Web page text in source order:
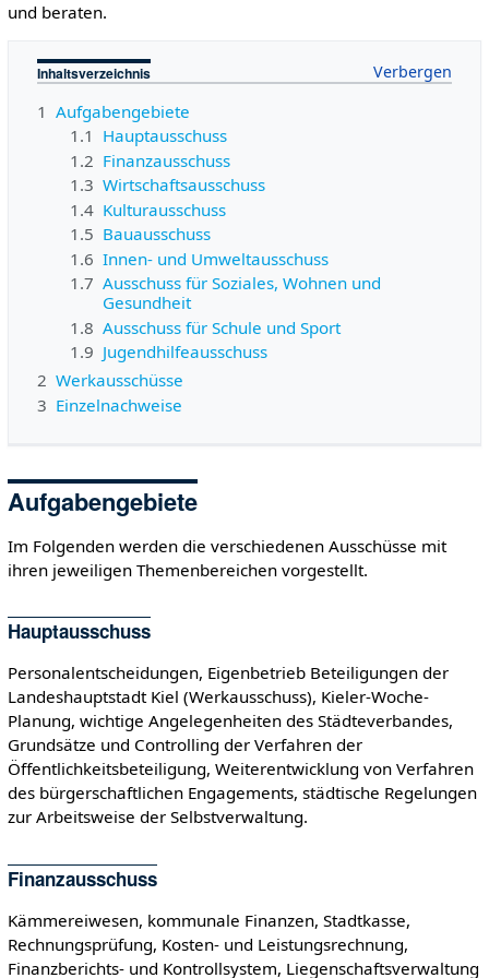
und beraten.
Inhaltsverzeichnis
1 Aufgabengebiete
1.1 Hauptausschuss
1.2 Finanzausschuss
1.3 Wirtschaftsausschuss
1.4 Kulturausschuss
1.5 Bauausschuss
1.6 Innen- und Umweltausschuss
1.7 Ausschuss für Soziales, Wohnen und
Gesundheit
1.8 Ausschuss für Schule und Sport
1.9 Jugendhilfeausschuss
2 Werkausschüsse
3 Einzelnachweise
Aufgabengebiete
Im Folgenden werden die verschiedenen Ausschüsse mit
ihren jeweiligen Themenbereichen vorgestellt.
Hauptausschuss
Personalentscheidungen, Eigenbetrieb Beteiligungen der
Landeshauptstadt Kiel (Werkausschuss), Kieler-Woche-
Planung, wichtige Angelegenheiten des Städteverbandes,
Grundsätze und Controlling der Verfahren der
Öffentlichkeitsbeteiligung, Weiterentwicklung von Verfahren
des bürgerschaftlichen Engagements, städtische Regelungen
zur Arbeitsweise der Selbstverwaltung.
Finanzausschuss
Kämmereiwesen, kommunale Finanzen, Stadtkasse,
Rechnungsprüfung, Kosten- und Leistungsrechnung,
Finanzberichts- und Kontrollsystem, Liegenschaftsverwaltung